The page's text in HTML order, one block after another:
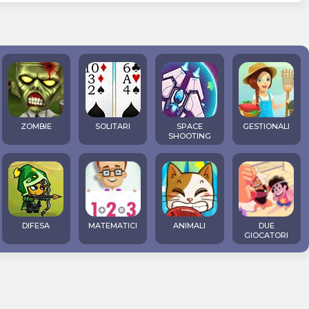
ZOMBIE SOLITARI
SPACE
SHOOTING
GESTIONALI
DIFESA MATEMATICI ANIMALI
DUE
GIOCATORI